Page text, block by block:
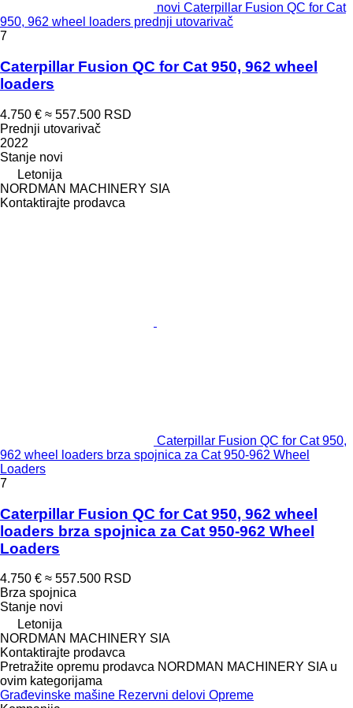
novi Caterpillar Fusion QC for Cat
950, 962 wheel loaders prednji utovarivač
7
Caterpillar Fusion QC for Cat 950, 962 wheel
loaders
4.750 € ≈ 557.500 RSD
Prednji utovarivač
2022
Stanje novi
Letonija
NORDMAN MACHINERY SIA
Kontaktirajte prodavca
Caterpillar Fusion QC for Cat 950,
962 wheel loaders brza spojnica za Cat 950-962 Wheel
Loaders
7
Caterpillar Fusion QC for Cat 950, 962 wheel
loaders brza spojnica za Cat 950-962 Wheel
Loaders
4.750 € ≈ 557.500 RSD
Brza spojnica
Stanje novi
Letonija
NORDMAN MACHINERY SIA
Kontaktirajte prodavca
Pretražite opremu prodavca NORDMAN MACHINERY SIA u
ovim kategorijama
Građevinske mašine Rezervni delovi Opreme